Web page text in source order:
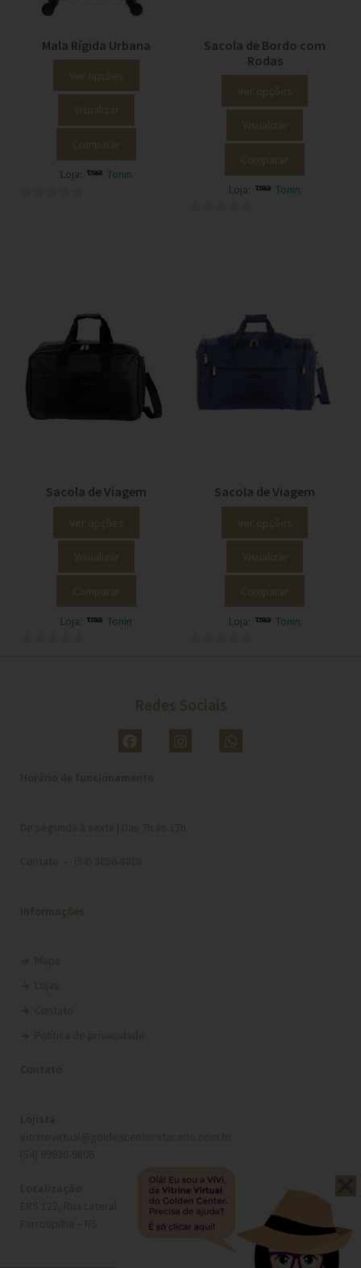
Mala Rígida Urbana
Ver opções
Visualizar
Comparar
Loja: Tonin
Sacola de Bordo com
Rodas
Ver opções
Visualizar
Comparar
Loja: Tonin
Sacola de Viagem
Ver opções
Visualizar
Comparar
Loja: Tonin
Sacola de Viagem
Ver opções
Visualizar
Comparar
Loja: Tonin
t
Redes Sociais
Horário de funcionamento
De segunda à sexta | Das 7h às 17h
Contato – (54) 3056-8808
Informações
Mapa
Lojas
Contato
Política de privacidade
Contato
Lojista
vitrinevirtual@goldencenteratacado.com.br
(54) 99936-9806
Localização
ERS 122, Rua Lateral, Nº 4801
Farroupilha – RS